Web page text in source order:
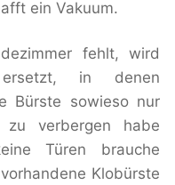
ein Vakuum.
fehlt, wird
ersetzt, in denen
Bürste sowieso nur
verbergen habe
Türen brauche
Klobürste